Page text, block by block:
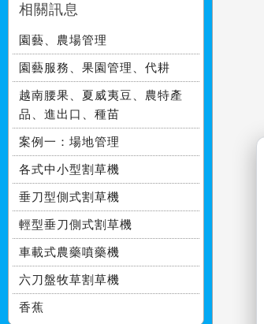
相關訊息
園藝、農場管理
園藝服務、果園管理、代耕
越南腰果、夏威夷豆、農特產
品、進出口、種苗
案例一：場地管理
各式中小型割草機
垂刀型側式割草機
輕型垂刀側式割草機
車載式農藥噴藥機
六刀盤牧草割草機
香蕉